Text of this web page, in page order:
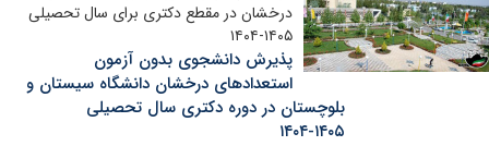
درخشان در مقطع دکتری برای سال تحصیلی
۱۴۰۵-۱۴۰۴
پذیرش دانشجوی بدون آزمون
استعدادهای درخشان دانشگاه سیستان و
بلوچستان در دوره دکتری سال تحصیلی
۱۴۰۵-۱۴۰۴